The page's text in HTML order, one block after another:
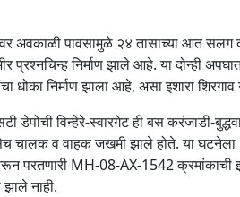
अवकाळी पावसामुळे २४ तासाच्या आत सलग
प्रश्नचिन्ह निर्माण झाले आहे. या दोन्ही
धोका निर्माण झाला आहे, असा इशारा
डेपोची विन्हेरे-स्वारगेट ही बस करंजाडी-
चालक व वाहक जखमी झाले होते. या
परतणारी MH-08-AX-1542
नाही.